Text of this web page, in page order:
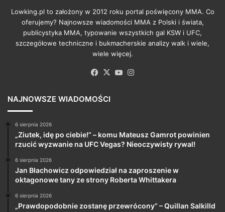
Lowking.pl to założony w 2012 roku portal poświęcony MMA. Co
oferujemy? Najnowsze wiadomości MMA z Polski i świata,
publicystyka MMA, typowanie wszystkich gal KSW i UFC,
szczegółowe techniczne i bukmacherskie analizy walk i wiele,
wiele więcej.
Facebook
X YouTube
NAJNOWSZE WIADOMOŚCI
6 sierpnia 2026
„Ziutek, idę po ciebie!” – komu Mateusz Gamrot powinien
rzucić wyzwanie na UFC Vegas? Nieoczywisty rywal!
6 sierpnia 2026
Jan Błachowicz odpowiedział na zaproszenie w
oktagonowe tany ze strony Roberta Whittakera
6 sierpnia 2026
„Prawdopodobnie zostanę przewrócony” – Quillan Salkilld